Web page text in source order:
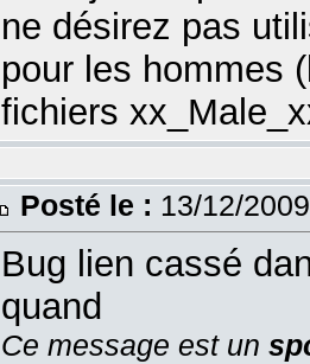
ne désirez pas
pour les hommes
fichiers
Posté le : 13/12/
Bug lien cassé
quand
Ce message est un